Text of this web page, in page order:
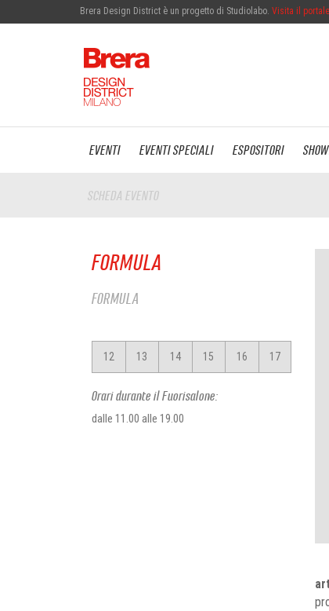
Brera Design District è un progetto di Studiolabo. Visita il portale
EVENTI EVENTI SPECIALI ESPOSITORI
SCHEDA EVENTO
FORMULA
FORMULA
12 13 14 15 16 17
Orari durante il Fuorisalone:
dalle 11.00 alle 19.00